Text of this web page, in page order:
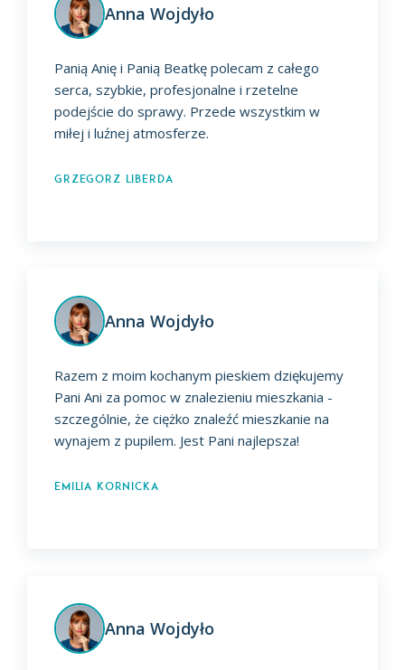
Anna Wojdyło
Panią Anię i Panią Beatkę polecam z całego
serca, szybkie, profesjonalne i rzetelne
podejście do sprawy. Przede wszystkim w
miłej i luźnej atmosferze.
Grzegorz Liberda
Anna Wojdyło
Razem z moim kochanym pieskiem dziękujemy
Pani Ani za pomoc w znalezieniu mieszkania -
szczególnie, że ciężko znaleźć mieszkanie na
wynajem z pupilem. Jest Pani najlepsza!
Emilia Kornicka
Anna Wojdyło